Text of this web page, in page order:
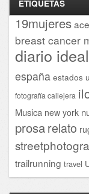
ETIQUETAS
19mujeres
breast cancer
diario ideal
españa estados
fotografía callejera
Musica new york
prosarelato
trailrunning travel